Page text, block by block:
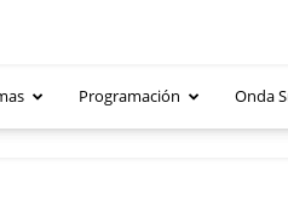
Programación Onda